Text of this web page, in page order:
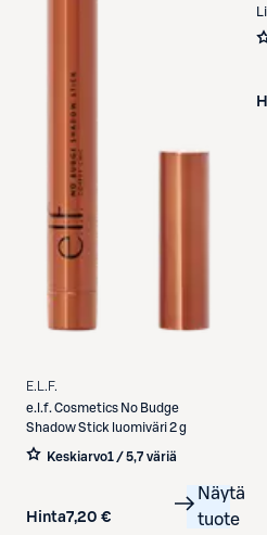
E.L.F.
e.l.f. Cosmetics No Budge
Shadow Stick luomiväri 2 g
Keskiarvo1 / 5,7 väriä
Hinta7,20 €
Näytä
tuote